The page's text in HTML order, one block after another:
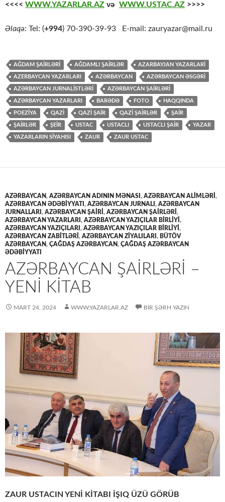
<<<< WWW.YAZARLAR.AZ və WWW.USTAC.AZ >>>>
Əlaqə: Tel: (+994) 70-390-39-93 E-mail: zauryazar@mail.ru
AĞDAM ŞAİRLƏRİ AĞDAMLI ŞAİRLƏR AZARBAYJAN YAZARLARİ
AZERBAYCAN YAZARLARI AZƏRBAYCAN AZƏRBAYCAN ƏSGƏRİ
AZƏRBAYCAN JURNALİSTLƏRİ AZƏRBAYCAN ŞAİRLƏRİ
AZƏRBAYCAN YAZARLARI BARƏDƏ FOTO HAQQINDA
POEZİYA QAZİ QAZİ ŞAİR QAZİ ŞAİRLƏR ŞAİR
ŞAİRLƏR ŞEİR USTAC USTACLI USTACLI ŞAİR YAZAR
YAZARLARIN SİYAHISI ZAUR ZAUR USTAC
AZƏRBAYCAN, AZƏRBAYCAN ADININ MƏNASI , AZƏRBAYCAN ALİMLƏRİ ,
AZƏRBAYCAN ƏDƏBIYYATI , AZƏRBAYCAN JURNALI , AZƏRBAYCAN
JURNALLARI , AZƏRBAYCAN ŞAİRİ , AZƏRBAYCAN ŞAİRLƏRİ ,
AZƏRBAYCAN YAZARLARI , AZƏRBAYCAN YAZIÇILAR BİRLİYİ ,
AZƏRBAYCAN YAZIÇILARI , AZƏRBAYCAN YAZIÇILAR BIRLIYI ,
AZƏRBAYCAN ZABİTLƏRİ , AZƏRBAYCAN ZİYALILARI , BÜTÖV
AZƏRBAYCAN, ÇAĞDAŞ AZƏRBAYCAN, ÇAĞDAŞ AZƏRBAYCAN
ƏDƏBIYYATI
AZƏRBAYCAN ŞAİRLƏRİ –
YENİ KİTAB
MART 24, 2024 WWW.YAZARLAR.AZ BIR ŞƏRH YAZIN
ZAUR USTACIN YENİ KİTABI İŞIQ ÜZÜ GÖRÜB